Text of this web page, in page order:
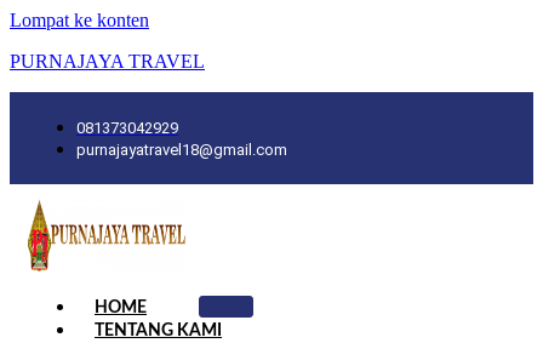
Lompat ke konten
PURNAJAYA TRAVEL
081373042929
purnajayatravel18@gmail.com
HOME
TENTANG KAMI